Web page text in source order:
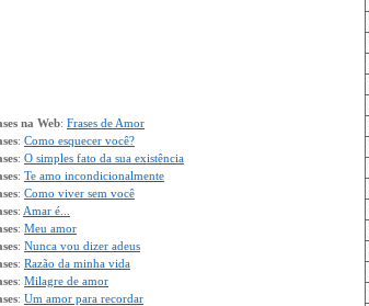
na Web: Frases de Amor
: Como esquecer você?
: O simples fato da sua existência
: Te amo incondicionalmente
: Como viver sem você
: Amar é...
: Meu amor
: Nunca vou dizer adeus
: Razão da minha vida
: Milagre de amor
: Um amor para recordar